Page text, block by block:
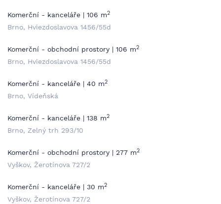
Komerční - kanceláře | 106 m2
Brno, Hviezdoslavova 1456/55d
Komerční - obchodní prostory | 106 m2
Brno, Hviezdoslavova 1456/55d
Komerční - kanceláře | 40 m2
Brno, Vídeňská
Komerční - kanceláře | 138 m2
Brno, Zelný trh 293/10
Komerční - obchodní prostory | 277 m2
Vyškov, Žerotínova 727/2
Komerční - kanceláře | 30 m2
Vyškov, Žerotínova 727/2